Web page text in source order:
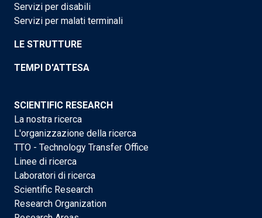
Servizi per disabili
Servizi per malati terminali
LE STRUTTURE
TEMPI D'ATTESA
SCIENTIFIC RESEARCH
La nostra ricerca
L'organizzazione della ricerca
TTO - Technology Transfer Office
Linee di ricerca
Laboratori di ricerca
Scientific Research
Research Organization